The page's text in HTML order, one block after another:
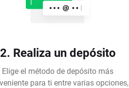
2. Realiza un depósito
Elige el método de depósito más
para ti entre varias opciones,